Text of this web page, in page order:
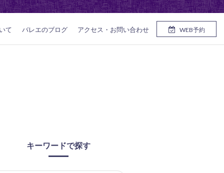
WEB予約
て バレエのブログ アクセス・お問い合わせ
キーワードで探す